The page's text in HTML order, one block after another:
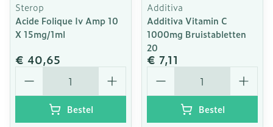
Sterop
Acide Folique Iv Amp 10
X 15mg/1ml
€ 40,65
Aantal
Bestel
Additiva
Additiva Vitamin C
1000mg Bruistabletten
20
€ 7,11
Aantal
Bestel